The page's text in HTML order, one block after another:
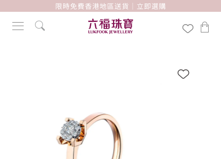
限時免費香港地區送貨｜立即選購